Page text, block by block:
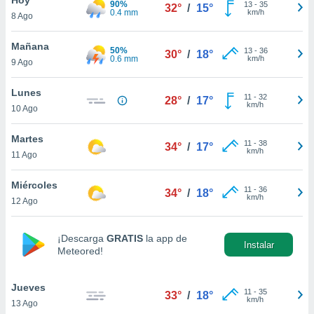
y
en
más
de
cookies
aceptar
8 Ago
90%
0.4 mm
32° / 15° 13- 35
km/h
Mañana
9 Ago
50%
0.6 mm
30° / 18° 13- 36
km/h
Lunes
10 Ago
28° / 17° 11 - 32
km/h
Martes
11 Ago
34° / 17° 11 - 38
km/h
Miércoles
12 Ago
34° / 18° 11 - 36
km/h
¡Descarga GRATIS la app de
Meteored!
Instalar
Jueves
13 Ago
33° / 18° 11 - 35
km/h